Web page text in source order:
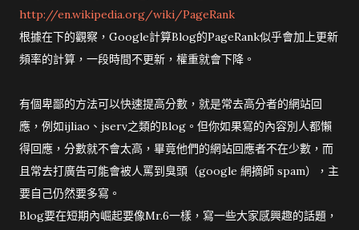
http://en.wikipedia.org/wiki/PageRank
根據在下的觀察，Google計算Blog的PageRank似乎會加上更新
頻率的計算，一段時間不更新，權重就會下降。
有個卑鄙的方法可以快速提高分數，就是常去高分者的網站回
應，例如ijliao、jserv之類的Blog。但你如果寫的內容別人都懶
得回應，分數就不會太高，畢竟他們的網站回應者不在少數，而
且常去打廣告可能會被人罵到臭頭（google 網摘師 spam），主
要自己仍然要多寫。
Blog要在短期內崛起要像Mr.6一樣，寫一些大家感興趣的話題，